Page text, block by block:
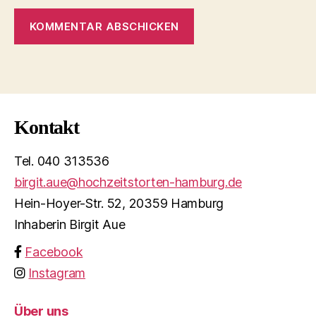
Kontakt
Tel. 040 313536
birgit.aue@hochzeitstorten-hamburg.de
Hein-Hoyer-Str. 52, 20359 Hamburg
Inhaberin Birgit Aue
Facebook
Instagram
Über uns